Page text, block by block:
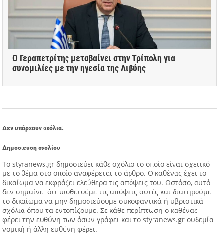
Ο Γεραπετρίτης μεταβαίνει στην Τρίπολη για
συνομιλίες με την ηγεσία της Λιβύης
Δεν υπάρχουν σχόλια:
Δημοσίευση σχολίου
Tο styranews.gr δημοσιεύει κάθε σχόλιο το οποίο είναι σχετικό
με το θέμα στο οποίο αναφέρεται το άρθρο. Ο καθένας έχει το
δικαίωμα να εκφράζει ελεύθερα τις απόψεις του. Ωστόσο, αυτό
δεν σημαίνει ότι υιοθετούμε τις απόψεις αυτές και διατηρούμε
το δικαίωμα να μην δημοσιεύουμε συκοφαντικά ή υβριστικά
σχόλια όπου τα εντοπίζουμε. Σε κάθε περίπτωση ο καθένας
φέρει την ευθύνη των όσων γράφει και το styranews.gr ουδεμία
νομική ή άλλη ευθύνη φέρει.